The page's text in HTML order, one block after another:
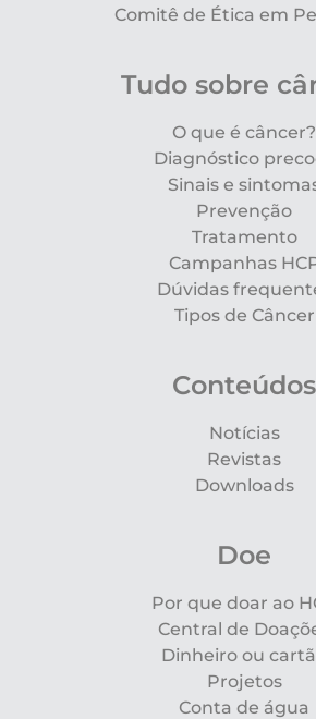
Comitê de Ética em
Tudo sobre
O que é câncer?
Diagnóstico
Sinais e
Prevenção
Tratamento
Campanhas
Dúvidas
Tipos de Câncer
Conteúdos
Notícias
Revistas
Downloads
Doe
Por que doar ao
Central de
Dinheiro ou
Projetos
Conta de água